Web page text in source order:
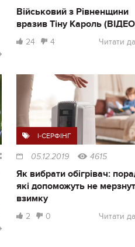
Військовий з Рівненщини
вразив Тіну Кароль
24 4 Читати
I-СЕРФІНГ
05.12.2019 4615
Як вибрати обігрівач:
які допоможуть не
взимку
2 0 Читати